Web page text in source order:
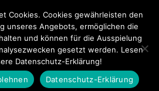
Touristiknews.de
Cookies. Cookies gewährleisten den
unseres Angebots, ermöglichen die
und können für die Ausspielung
gesetzt werden. Lesen
Datenschutz-Erklärung!
Datenschutz-Erklärung